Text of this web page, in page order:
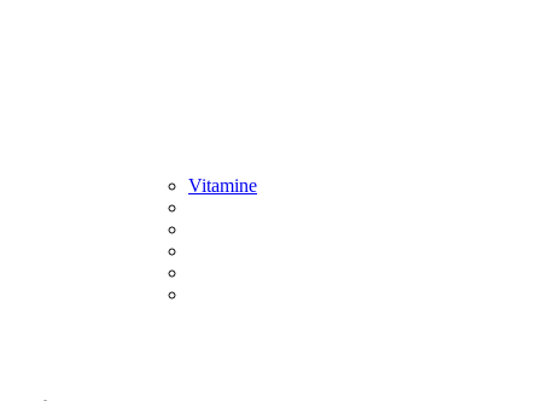
Vitamine